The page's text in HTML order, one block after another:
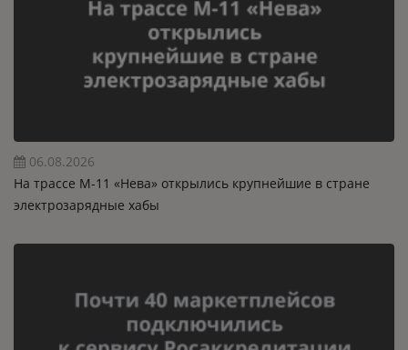
06.08.2026
На трассе М-11 «Нева» открылись крупнейшие в стране
электрозарядные хабы